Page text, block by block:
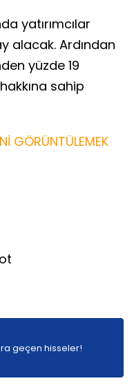
yatırımcılar
alacak. Ardından
yüzde 19
sahip
GÖRÜNTÜLEMEK
geçen hisseler!